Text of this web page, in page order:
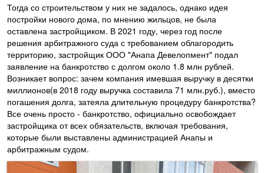
Тогда со строительством у них не задалось, однако идея
постройки нового дома, по мнению жильцов, не была
оставлена застройщиком. В 2021 году, через год после
решения арбитражного суда с требованием облагородить
территорию, застройщик ООО "Анапа Девелопмент" подал
заявление на банкротство с долгом около 1.8 млн рублей.
Возникает вопрос: зачем компания имевшая выручку в десятки
миллионов(в 2018 году выручка составила 71 млн.руб.), вместо
погашения долга, затеяла длительную процедуру банкротства?
Все очень просто - банкротство, официально освобождает
застройщика от всех обязательств, включая требования,
которые были выставлены администрацией Анапы и
арбитражным судом.